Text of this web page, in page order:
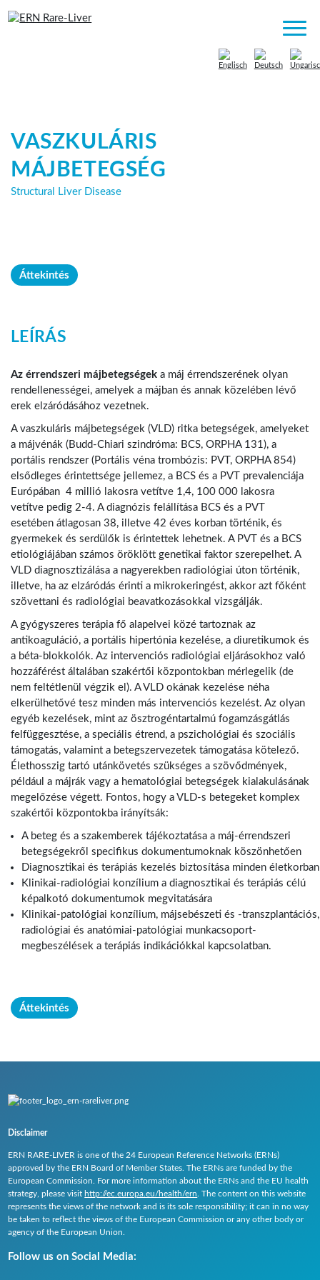
VASZKULÁRIS
MÁJBETEGSÉG
Structural Liver Disease
Áttekintés
LEÍRÁS
Az érrendszeri májbetegségek a máj érrendszerének olyan
rendellenességei, amelyek a májban és annak közelében lévő
erek elzáródásához vezetnek.
A vaszkuláris májbetegségek (VLD) ritka betegségek, amelyeket
a májvénák (Budd-Chiari szindróma: BCS, ORPHA 131), a
portális rendszer (Portális véna trombózis: PVT, ORPHA 854)
elsődleges érintettsége jellemez, a BCS és a PVT prevalenciája
Európában 4 millió lakosra vetítve 1,4, 100 000 lakosra
vetítve pedig 2-4. A diagnózis felállítása BCS és a PVT
esetében átlagosan 38, illetve 42 éves korban történik, és
gyermekek és serdülők is érintettek lehetnek. A PVT és a BCS
etiológiájában számos öröklött genetikai faktor szerepelhet. A
VLD diagnosztizálása a nagyerekben radiológiai úton történik,
illetve, ha az elzáródás érinti a mikrokeringést, akkor azt főként
szövettani és radiológiai beavatkozásokkal vizsgálják.
A gyógyszeres terápia fő alapelvei közé tartoznak az
antikoaguláció, a portális hipertónia kezelése, a diuretikumok és
a béta-blokkolók. Az intervenciós radiológiai eljárásokhoz való
hozzáférést általában szakértői központokban mérlegelik (de
nem feltétlenül végzik el). A VLD okának kezelése néha
elkerülhetővé tesz minden más intervenciós kezelést. Az olyan
egyéb kezelések, mint az ösztrogéntartalmú fogamzásgátlás
felfüggesztése, a speciális étrend, a pszichológiai és szociális
támogatás, valamint a betegszervezetek támogatása kötelező.
Élethosszig tartó utánkövetés szükséges a szövődmények,
például a májrák vagy a hematológiai betegségek kialakulásának
megelőzése végett. Fontos, hogy a VLD-s betegeket komplex
szakértői központokba irányítsák:
A beteg és a szakemberek tájékoztatása a máj-érrendszeri
betegségekről specifikus dokumentumoknak köszönhetően
Diagnosztikai és terápiás kezelés biztosítása minden életkorban
Klinikai-radiológiai konzílium a diagnosztikai és terápiás célú
képalkotó dokumentumok megvitatására
Klinikai-patológiai konzílium, májsebészeti és -transzplantációs,
radiológiai és anatómiai-patológiai munkacsoport-
megbeszélések a terápiás indikációkkal kapcsolatban.
Áttekintés
Disclaimer
ERN RARE-LIVER is one of the 24 European Reference Networks (ERNs)
approved by the ERN Board of Member States. The ERNs are funded by the
European Commission. For more information about the ERNs and the EU health
strategy, please visit http://ec.europa.eu/health/ern . The content on this website
represents the views of the network and is its sole responsibility; it can in no way
be taken to reflect the views of the European Commission or any other body or
agency of the European Union.
Follow us on Social Media: